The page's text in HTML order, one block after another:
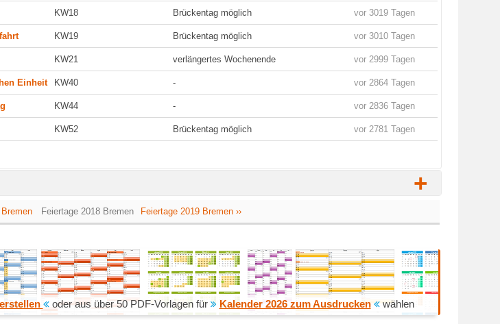
KW18 Brückentag möglich vor 3019 Tagen
KW19 Brückentag möglich vor 3010 Tagen
KW21 verlängertes Wochenende vor 2999 Tagen
Einheit KW40 - vor 2864 Tagen
KW44 - vor 2836 Tagen
KW52 Brückentag möglich vor 2781 Tagen
+
Bremen Feiertage 2018 Bremen Feiertage 2019 Bremen ››
oder aus über 50 PDF-Vorlagen für Kalender 2026 zum Ausdrucken wählen